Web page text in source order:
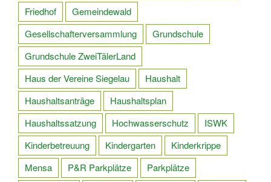
Friedhof
Gemeindewald
Gesellschafterversammlung
Grundschule
Grundschule ZweiTälerLand
Haus der Vereine Siegelau
Haushalt
Haushaltsanträge
Haushaltsplan
Haushaltssatzung
Hochwasserschutz
ISWK
Kinderbetreuung
Kindergarten
Kinderkrippe
Mensa
P&R Parkplätze
Parkplätze